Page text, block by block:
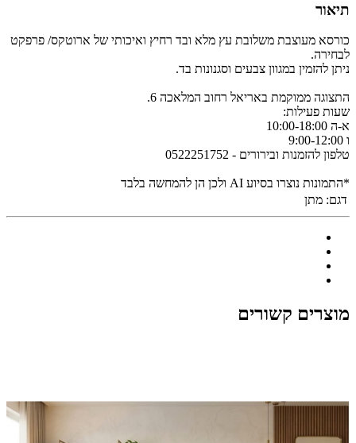
תיאור
כורסא מעוצבת משלובת עץ מלא ובד רחיץ ואיכותי של ארוטקס/ פרפקט
לבחירה.
ניתן להזמין במגוון צבעים וסגנונות בד.
התצוגה ממוקמת באריאל רחוב המלאכה 6.
שעות פעילות:
א-ה 10:00-18:00
ו 9:00-12:00
טלפון להזמנות ובירורים - 0522251752
*התמונות נוצרו בסיוע AI ולכן הן להמחשה בלבד
דגם: מתן
מוצרים קשורים